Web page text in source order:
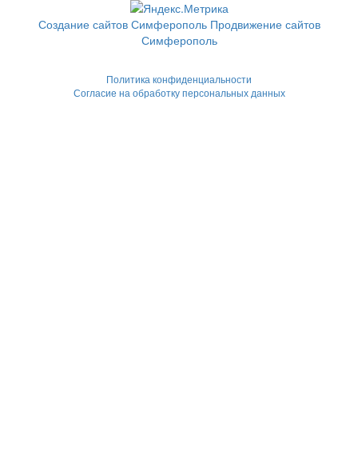
Создание сайтов Симферополь Продвижение сайтов
Симферополь
Политика конфиденциальности
Согласие на обработку персональных данных